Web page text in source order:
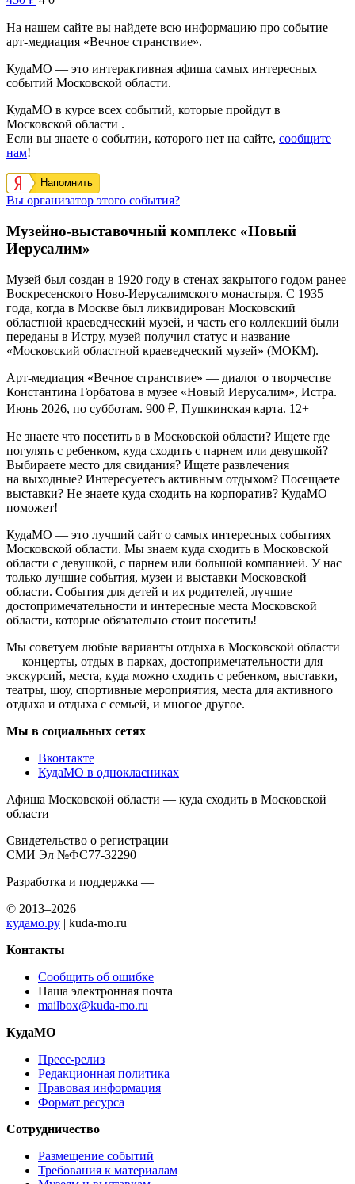
Экскурсия «Ткачество»
Зуевский городской историко-краеведческий музей
представляет Экскурсия «Ткачество» Экскурсия посвящена
Пушкинская карта
450 ₽ 4 0
На нашем сайте вы найдете всю информацию про событие
арт-медиация «Вечное странствие».
КудаМО — это интерактивная афиша самых интересных
КудаМО в курсе всех событий, которые пройдут в
Московской области .
нам!
Напомнить
Вы организатор этого события?
Музейно-выставочный комплекс «Новый
Иерусалим»
Музей был создан в 1920 году в стенах закрытого годом ранее
года, когда в Москве был ликвидирован Московский
областной краеведческий музей, и часть его коллекций были
переданы в Истру, музей получил статус и название
«Московский областной краеведческий музей» (МОКМ).
Арт-медиация «Вечное странствие» — диалог о творчестве
Июнь 2026, по субботам. 900 ₽, Пушкинская карта. 12+
Не знаете что посетить в в Московской области? Ищете где
погулять с ребенком, куда сходить с парнем или девушкой?
Выбираете место для свидания? Ищете развлечения
на выходные? Интересуетесь активным отдыхом? Посещаете
выставки? Не знаете куда сходить на корпоратив? КудаМО
КудаМО — это лучший сайт о самых интересных событиях
Московской области. Мы знаем куда сходить в Московской
области с девушкой, с парнем или большой компанией. У нас
только лучшие события, музеи и выставки Московской
достопримечательности и интересные места Московской
Мы советуем любые варианты отдыха в Московской области
экскурсий, места, куда можно сходить с ребенком, выставки,
театры, шоу, спортивные мероприятия, места для активного
отдыха и отдыха с семьей, и многое другое.
Мы в социальных сетях
Вконтакте
КудаМО в однокласниках
Афиша Московской области — куда сходить в Московской
области
Свидетельство о регистрации
СМИ Эл №ФС77-32290
Разработка и поддержка —
© 2013–2026
кудамо.ру
Контакты
Сообщить об ошибке
mailbox@kuda-mo.ru
КудаМО